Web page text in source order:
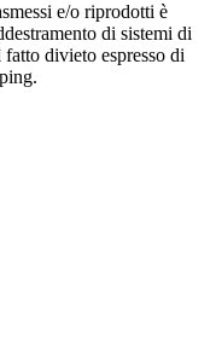
e/o riprodotti è
di sistemi di
divieto espresso di